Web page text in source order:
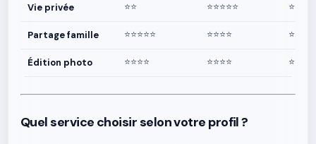
Vie privée ⭐⭐ ⭐⭐⭐⭐⭐ ⭐⭐⭐
Partage famille ⭐⭐⭐⭐⭐ ⭐⭐⭐⭐
Édition photo ⭐⭐⭐⭐ ⭐⭐⭐⭐ ⭐⭐
Quel service choisir selon votre profil ?